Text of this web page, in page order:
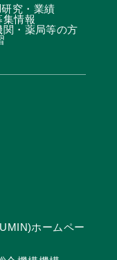
研究・業績
集情報
関・薬局等の方
ホームペー